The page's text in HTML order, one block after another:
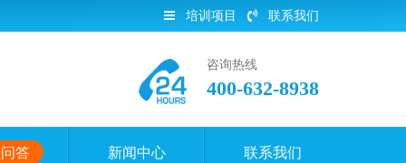
培训项目 联系我们
咨询热线
400-632-8938
答 新闻中心 联系我们